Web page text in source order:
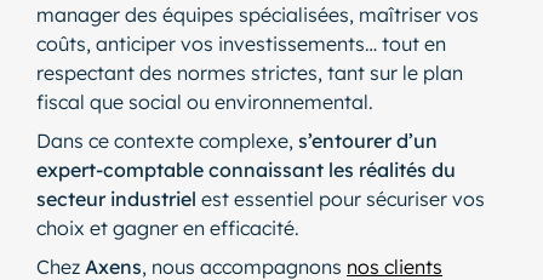
manager des équipes spécialisées, maîtriser vos
coûts, anticiper vos investissements… tout en
respectant des normes strictes, tant sur le plan
fiscal que social ou environnemental.
Dans ce contexte complexe, s’entourer d’un
expert-comptable connaissant les réalités du
secteur industriel est essentiel pour sécuriser vos
choix et gagner en efficacité.
Chez Axens, nous accompagnons nos clients